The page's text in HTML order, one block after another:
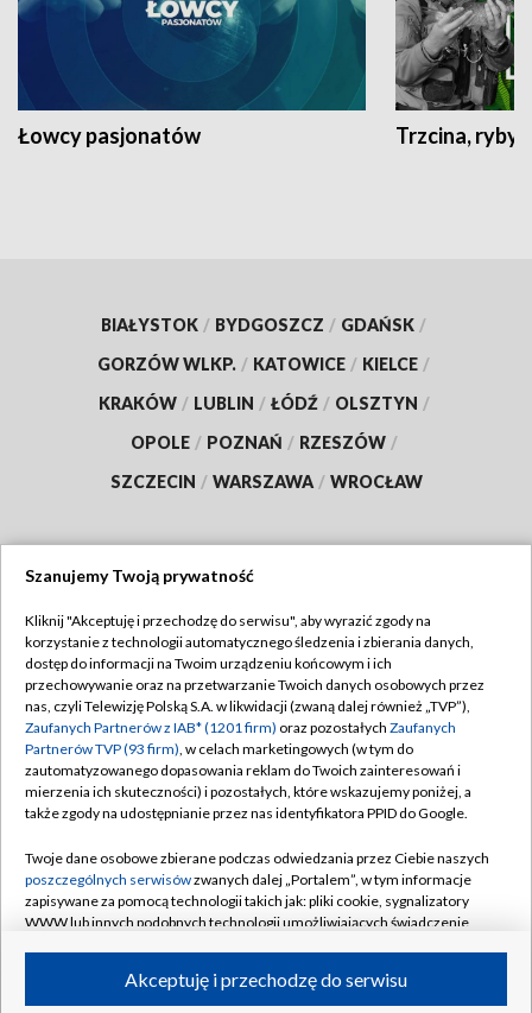
Łowcy pasjonatów Trzcina, ryby
BIAŁYSTOK / BYDGOSZCZ / GDAŃSK /
GORZÓW WLKP. / KATOWICE / KIELCE /
KRAKÓW / LUBLIN / ŁÓDŹ / OLSZTYN /
OPOLE / POZNAŃ / RZESZÓW /
SZCZECIN / WARSZAWA / WROCŁAW
TVP
Abonament TVP
Emisja w TVP
Centrum informacji TVP
Naziemna Telewizja Cyfrowa
Rada Programowa
System NOS
Informacje o nadawcy
Program dla prasy
Regulamin TVP
Polityka prywatności
Moje zgody
Pomoc
Kontakt
Kanały
Szanujemy Twoją prywatność
Kliknij "Akceptuję i przechodzę do serwisu", aby wyrazić zgody na
korzystanie z technologii automatycznego śledzenia i zbierania danych,
dostęp do informacji na Twoim urządzeniu końcowym i ich
przechowywanie oraz na przetwarzanie Twoich danych osobowych przez
nas, czyli Telewizję Polską S.A. w likwidacji (zwaną dalej również „TVP”),
Zaufanych Partnerów z IAB* (1201 firm) oraz pozostałych Zaufanych
Partnerów TVP (93 firm), w celach marketingowych (w tym do
zautomatyzowanego dopasowania reklam do Twoich zainteresowań i
mierzenia ich skuteczności) i pozostałych, które wskazujemy poniżej, a
także zgody na udostępnianie przez nas identyfikatora PPID do Google.
Twoje dane osobowe zbierane podczas odwiedzania przez Ciebie naszych
poszczególnych serwisówzwanych dalej „Portalem”, w tym informacje
zapisywane za pomocą technologii takich jak: pliki cookie, sygnalizatory
WWW lub innych podobnych technologii umożliwiających świadczenie
ruchu w Internecie.Akceptuję i przechodzę do serwisu